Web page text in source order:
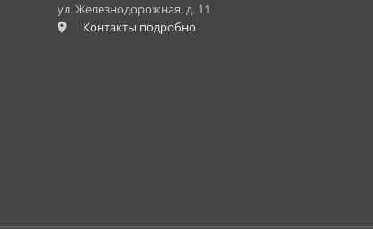
ул. Железнодорожная, д. 11
Контакты подробно